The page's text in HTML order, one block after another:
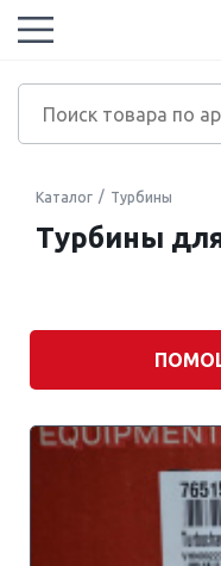
Каталог Турбины
Турбины для
автомобиля
двигателя
Экологический